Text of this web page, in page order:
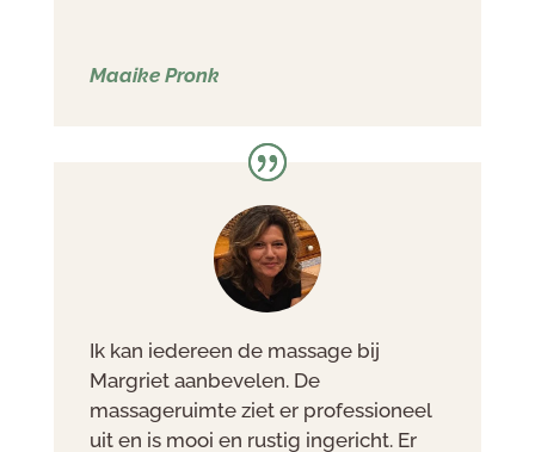
Maaike Pronk
Ik kan iedereen de massage bij
Margriet aanbevelen. De
massageruimte ziet er professioneel
uit en is mooi en rustig ingericht. Er